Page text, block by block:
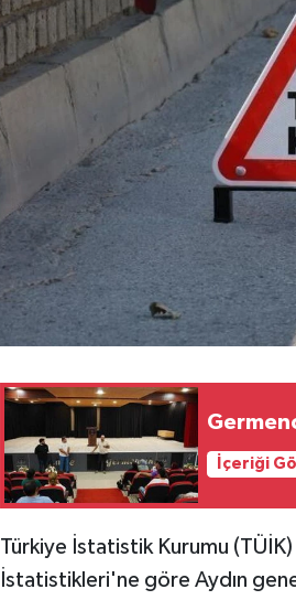
İçeriği
Türkiye İstatistik Kurumu (TÜİK)
İstatistikleri'ne göre Aydın